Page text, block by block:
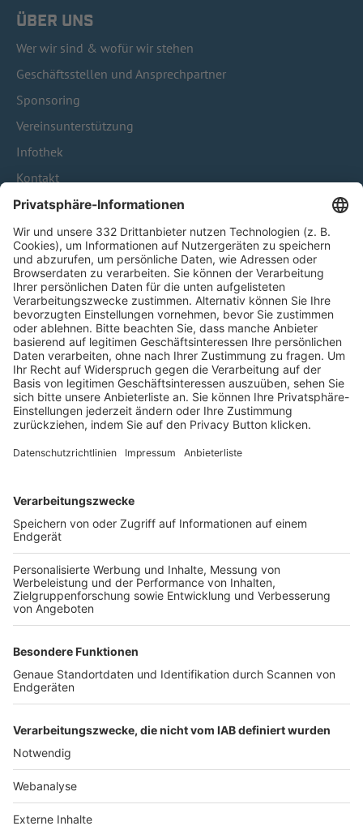
ÜBER UNS
Wer wir sind & wofür wir stehen
Geschäftsstellen und Ansprechpartner
Sponsoring
Vereinsunterstützung
Infothek
Kontakt
HÄUFIG BESUCHTE SEITEN
Pässe und Vereinswechsel
Trainerausbildung
Schulungsangebot Vereinsmitarbeiter
BFV-Geschäftsstellen
Trainerbörse
Login SpielPlus
FOLGE DEM BFV
TOP-VEREINE
TOP-PARTNER
Nutzungsbedingungen Datenschutz Impressum